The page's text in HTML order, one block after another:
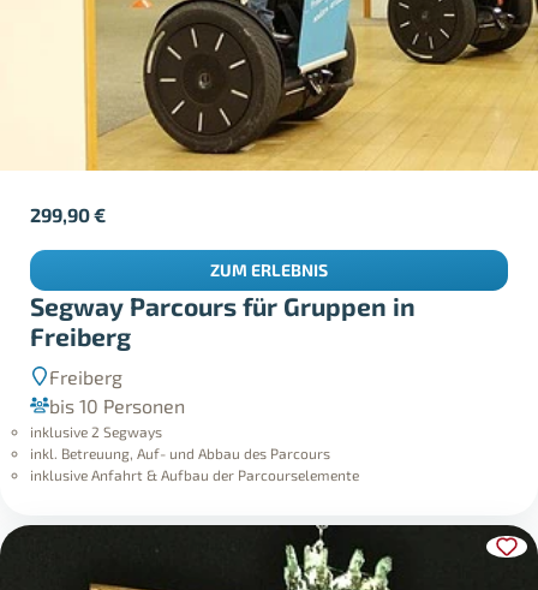
Segway Parcours für Gruppen in
Freiberg
Freiberg
bis 10 Personen
inklusive 2 Segways
inkl. Betreuung, Auf- und Abbau des Parcours
inklusive Anfahrt & Aufbau der Parcourselemente
299,90€
ZUM ERLEBNIS